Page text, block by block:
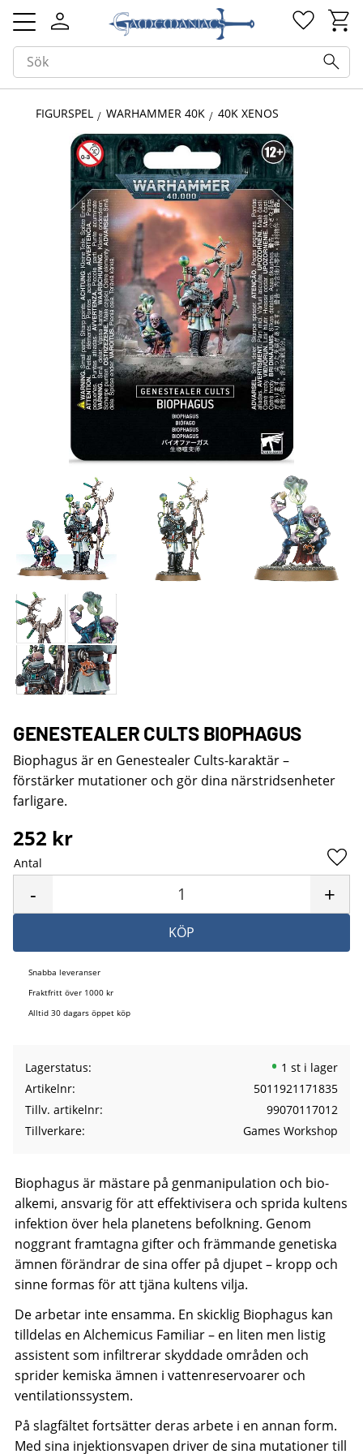
Meny
FIGURSPEL WARHAMMER 40K 40K XENOS
GENESTEALER CULTS BIOPHAGUS
Biophagus är en Genestealer Cults-karaktär –
förstärker mutationer och gör dina närstridsenheter
farligare.
252 kr
Antal
+
-
KÖP
Snabba leveranser
Fraktfritt över 1000 kr
Alltid 30 dagars öppet köp
Lagerstatus
1 st i lager
Artikelnr
5011921171835
Tillv. artikelnr
99070117012
Tillverkare
Games Workshop
Biophagus är mästare på genmanipulation och bio-
alkemi, ansvarig för att effektivisera och sprida kultens
infektion över hela planetens befolkning. Genom
noggrant framtagna gifter och främmande genetiska
ämnen förändrar de sina offer på djupet – kropp och
sinne formas för att tjäna kultens vilja.
De arbetar inte ensamma. En skicklig Biophagus kan
tilldelas en Alchemicus Familiar – en liten men listig
assistent som infiltrerar skyddade områden och
sprider kemiska ämnen i vattenreservoarer och
ventilationssystem.
På slagfältet fortsätter deras arbete i en annan form.
Med sina injektionsvapen driver de sina mutationer till